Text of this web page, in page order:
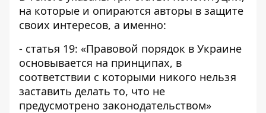
на которые и опираются авторы в защите
своих интересов, а именно:
- статья 19: «Правовой порядок в Украине
основывается на принципах, в
соответствии с которыми никого нельзя
заставить делать то, что не
предусмотрено законодательством»